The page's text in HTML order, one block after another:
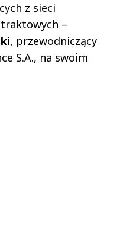
z sieci
–
, przewodniczący
S.A., na swoim